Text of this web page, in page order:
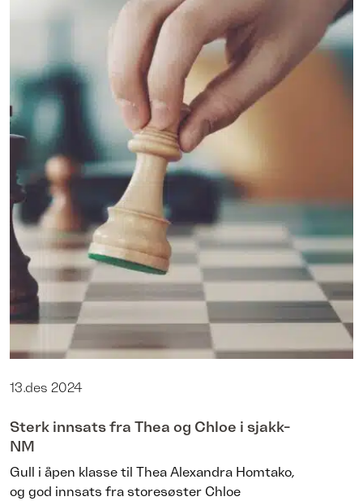
13.des 2024
Sterk innsats fra Thea og Chloe i sjakk-
NM
Gull i åpen klasse til Thea Alexandra Homtako,
og god innsats fra storesøster Chloe